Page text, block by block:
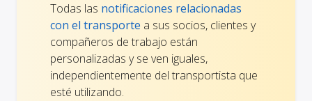
Todas las notificaciones relacionadas
con el transporte a sus socios, clientes y
compañeros de trabajo están
personalizadas y se ven iguales,
independientemente del transportista que
esté utilizando.